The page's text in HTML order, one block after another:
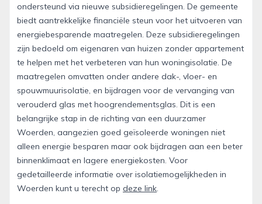
ondersteund via nieuwe subsidieregelingen. De gemeente
biedt aantrekkelijke financiële steun voor het uitvoeren van
energiebesparende maatregelen. Deze subsidieregelingen
zijn bedoeld om eigenaren van huizen zonder appartement
te helpen met het verbeteren van hun woningisolatie. De
maatregelen omvatten onder andere dak-, vloer- en
spouwmuurisolatie, en bijdragen voor de vervanging van
verouderd glas met hoogrendementsglas. Dit is een
belangrijke stap in de richting van een duurzamer
Woerden, aangezien goed geïsoleerde woningen niet
alleen energie besparen maar ook bijdragen aan een beter
binnenklimaat en lagere energiekosten. Voor
gedetailleerde informatie over isolatiemogelijkheden in
Woerden kunt u terecht op deze link.